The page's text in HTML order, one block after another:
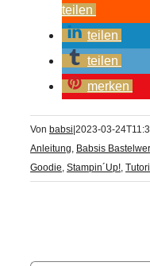
teilen
teilen
teilen
merken
Von babsi|2023-03-
Anleitung Babsis
Goodie Stampin´Up!